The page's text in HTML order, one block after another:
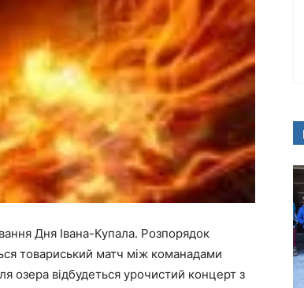
Дня Івана-Купала. Розпорядок
товариський матч між команадами
озера відбудеться урочистий концерт з